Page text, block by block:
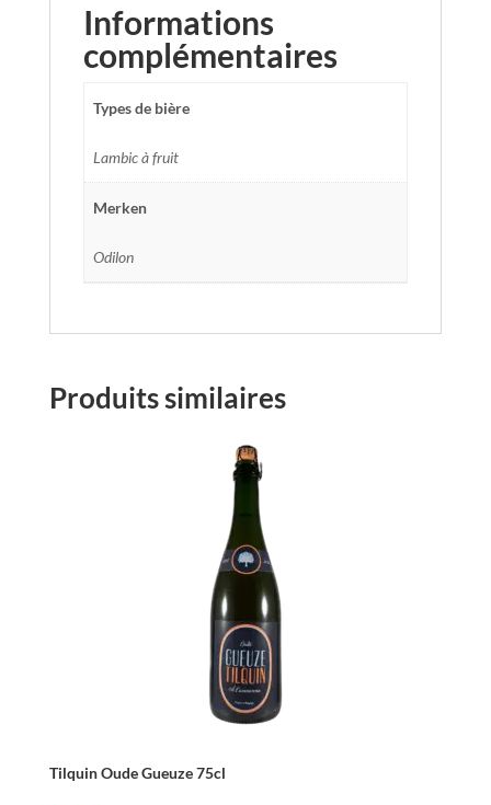
Informations
complémentaires
Types de bière
Lambic à fruit
Merken
Odilon
Produits similaires
Tilquin Oude Gueuze 75cl